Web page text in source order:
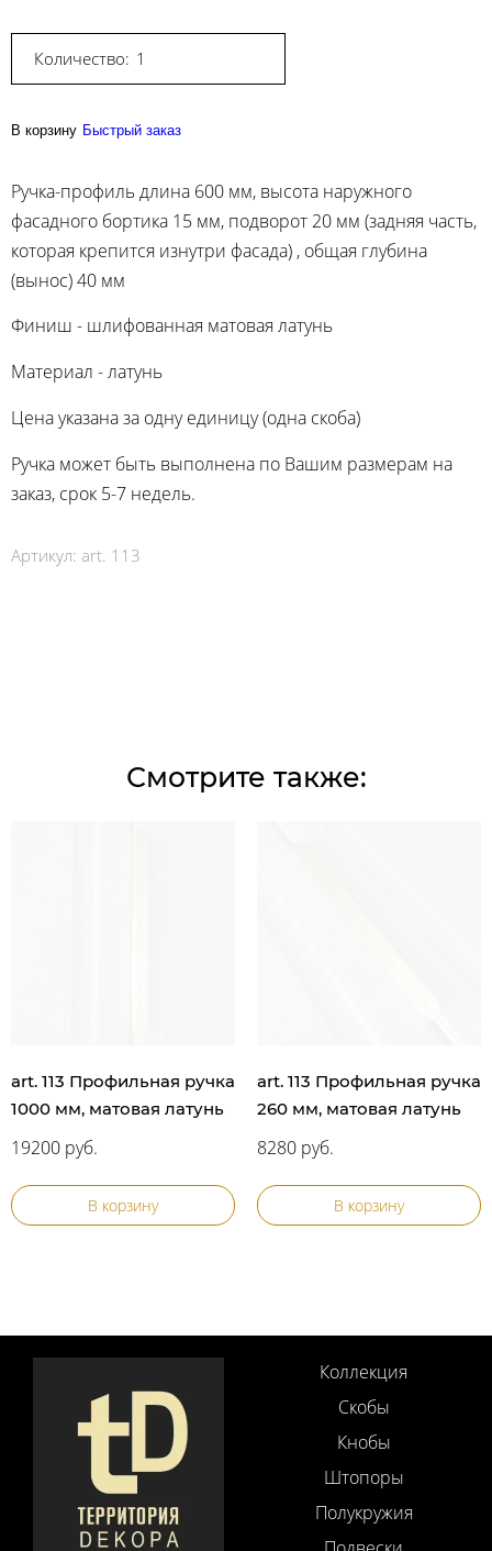
Количество:
В корзину Быстрый заказ
Ручка-профиль длина 600 мм, высота наружного
фасадного бортика 15 мм, подворот 20 мм (задняя часть,
которая крепится изнутри фасада) , общая глубина
(вынос) 40 мм
Финиш - шлифованная матовая латунь
Материал - латунь
Цена указана за одну единицу (одна скоба)
Ручка может быть выполнена по Вашим размерам на
заказ, срок 5-7 недель.
Артикул: art. 113
Смотрите также:
art. 113 Профильная ручка
1000 мм, матовая латунь
19200 руб.
В корзину
art. 113 Профильная ручка
260 мм, матовая латунь
8280 руб.
В корзину
Коллекция
Скобы
Кнобы
Штопоры
Полукружия